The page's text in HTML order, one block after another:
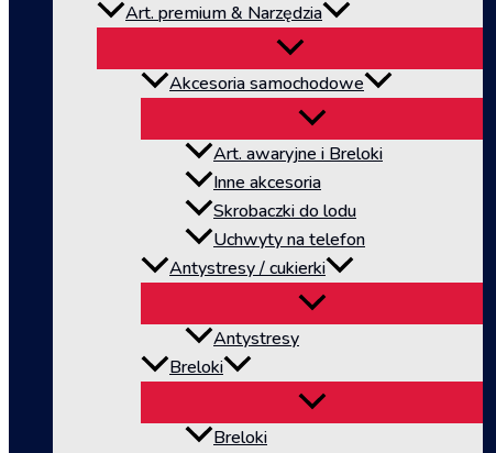
Art. premium & Narzędzia
Akcesoria samochodowe
Art. awaryjne i Breloki
Inne akcesoria
Skrobaczki do lodu
Uchwyty na telefon
Antystresy / cukierki
Antystresy
Breloki
Breloki